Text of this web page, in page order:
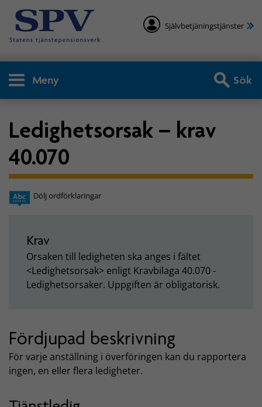
Självbetjäningstjänster
Meny Sök
Ledighetsorsak – krav
40.070
Dölj ordförklaringar
Krav
Orsaken till ledigheten ska anges i fältet
<Ledighetsorsak> enligt Kravbilaga 40.070 -
Ledighetsorsaker. Uppgiften är obligatorisk.
Fördjupad beskrivning
För varje anställning i överföringen kan du rapportera
ingen, en eller flera ledigheter.